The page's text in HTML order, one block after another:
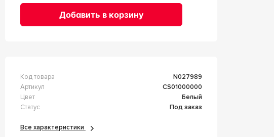
Добавить в корзину
Код товара
n027989
Артикул
CS01000000
Цвет
Белый
Статус
Под заказ
Все характеристики